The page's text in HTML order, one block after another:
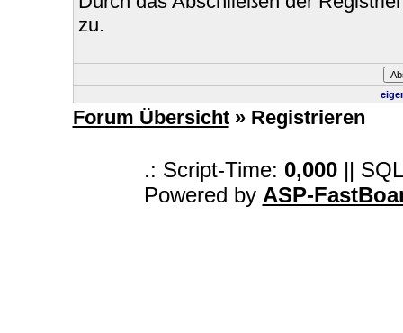
zu.
Forum Übersicht» Registrieren
.: Script-Time: 0,000||
Powered by ASP-